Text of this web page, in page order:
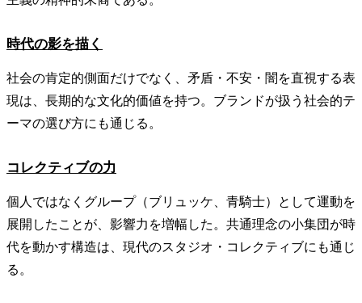
時代の影を描く
社会の肯定的側面だけでなく、矛盾・不安・闇を直視する表
現は、長期的な文化的価値を持つ。ブランドが扱う社会的テ
ーマの選び方にも通じる。
コレクティブの力
個人ではなくグループ（ブリュッケ、青騎士）として運動を
展開したことが、影響力を増幅した。共通理念の小集団が時
代を動かす構造は、現代のスタジオ・コレクティブにも通じ
る。